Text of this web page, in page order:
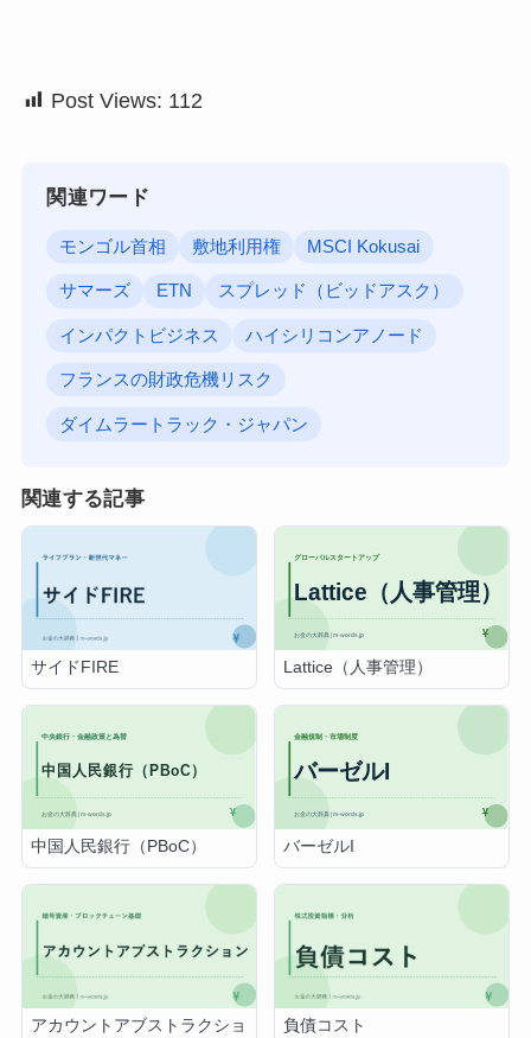
Post Views: 112
関連ワード
モンゴル首相 敷地利用権 MSCI Kokusai
サマーズ ETN スプレッド（ビッドアスク）
インパクトビジネス ハイシリコンアノード
フランスの財政危機リスク
ダイムラートラック・ジャパン
関連する記事
サイドFIRE Lattice（人事管理）
中国人民銀行（PBoC） バーゼルI
アカウントアブストラクショ
負債コスト